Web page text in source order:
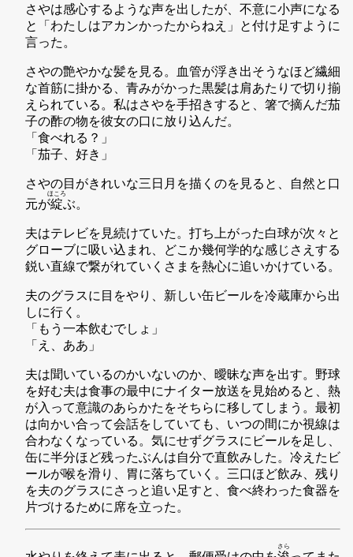
さやは感心するような声を出したが、不意に小声になる
と「わたしはアカンかったからねえ」と付け足すように
言った。
さやの艶やかな髪を見る。血管が浮き出そうなほど繊細
な首筋に掛かる、青みがかった黒髪は肩あたりで切り揃
えられている。私はさやを手招きすると、箸で摘んだ茄
子の酢の物を彼女の口に放り込んだ。
「食べれる？」
「茄子、好き」
さやの目がきれいな三日月を描くのを見ると、自然と口
元が綻
ほころ
ぶ。
夫はテレビを見続けていた。打ち上がった白球が次々と
グローブに吸い込まれ、どこか幾何学的な感じさえする
鋭い直線で繋がれていくさまを熱心に追いかけている。
夫のグラスに目をやり、新しい缶ビールを冷蔵庫から出
しに行く。
「もう一本飲むでしょ」
「え、ああ」
夫は聞いているのかいないのか、曖昧な声を出す。野球
を好む夫は食事の最中にナイター放送を見始めると、熱
が入って意識のあらかたをそちらに移してしまう。最初
は向かい合って会話をしていても、いつの間にか視線は
合わなくなっている。気にせずグラスにビールを足し、
缶に半分ほど残ったぶんは自分で直飲みした。冷えたビ
ールが喉を滑り、胃に落ちていく。三口ほど飲み、残り
を夫のグラスにさっと追い足すと、食べ終わった食器を
片づけるために席を立った。
さら